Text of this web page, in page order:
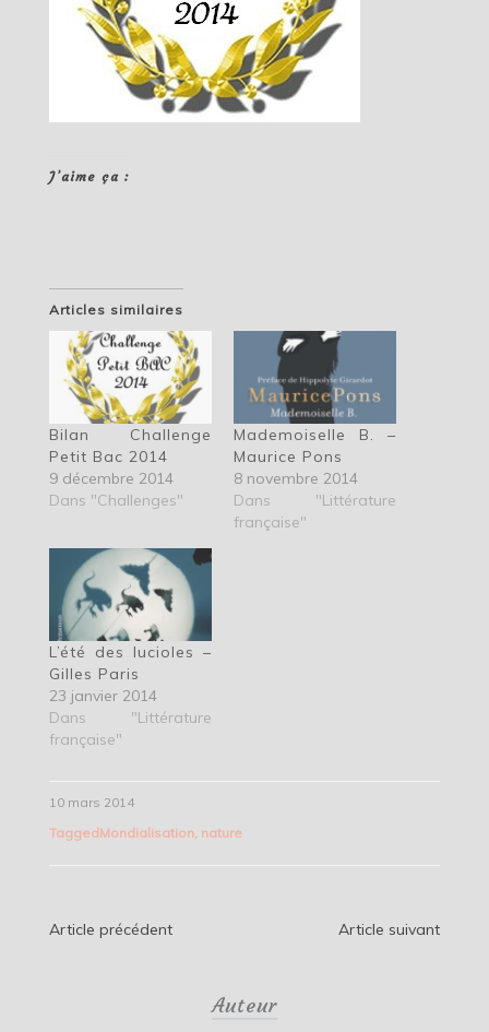
J’aime ça :
Articles similaires
Bilan Challenge
Petit Bac 2014
9 décembre 2014
Dans "Challenges"
Mademoiselle B. –
Maurice Pons
8 novembre 2014
Dans "Littérature
française"
L’été des lucioles –
Gilles Paris
23 janvier 2014
Dans "Littérature
française"
10 mars 2014
TaggedMondialisation, nature
Navigation
Article précédent Article suivant
Auteur